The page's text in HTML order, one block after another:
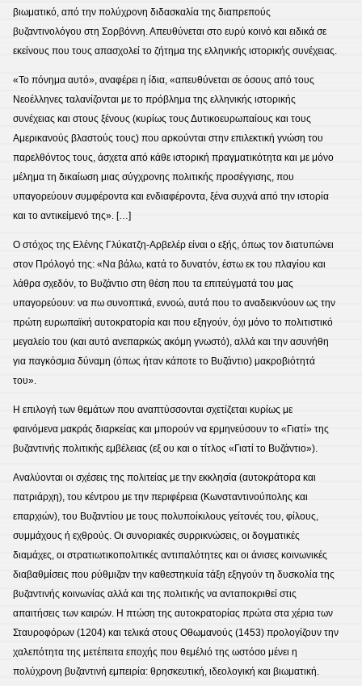
βιωματικό, από την πολύχρονη διδασκαλία της διαπρεπούς
βυζαντινολόγου στη Σορβόννη. Απευθύνεται στο ευρύ κοινό και ειδικά σε
εκείνους που τους απασχολεί το ζήτημα της ελληνικής ιστορικής συνέχειας.
«Το πόνημα αυτό», αναφέρει η ίδια, «απευθύνεται σε όσους από τους
Νεοέλληνες ταλανίζονται με το πρόβλημα της ελληνικής ιστορικής
συνέχειας και στους ξένους (κυρίως τους Δυτικοευρωπαίους και τους
Αμερικανούς βλαστούς τους) που αρκούνται στην επιλεκτική γνώση του
παρελθόντος τους, άσχετα από κάθε ιστορική πραγματικότητα και με μόνο
μέλημα τη δικαίωση μιας σύγχρονης πολιτικής προσέγγισης, που
υπαγορεύουν συμφέροντα και ενδιαφέροντα, ξένα συχνά από την ιστορία
και το αντικείμενό της». […]
Ο στόχος της Ελένης Γλύκατζη-Αρβελέρ είναι ο εξής, όπως τον διατυπώνει
στον Πρόλογό της: «Να βάλω, κατά το δυνατόν, έστω εκ του πλαγίου και
λάθρα σχεδόν, το Βυζάντιο στη θέση που τα επιτεύγματά του μας
υπαγορεύουν: να πω συνοπτικά, εννοώ, αυτά που το αναδεικνύουν ως την
πρώτη ευρωπαϊκή αυτοκρατορία και που εξηγούν, όχι μόνο το πολιτιστικό
μεγαλείο του (και αυτό ανεπαρκώς ακόμη γνωστό), αλλά και την ασυνήθη
για παγκόσμια δύναμη (όπως ήταν κάποτε το Βυζάντιο) μακροβιότητά
του».
Η επιλογή των θεμάτων που αναπτύσσονται σχετίζεται κυρίως με
φαινόμενα μακράς διαρκείας και μπορούν να ερμηνεύσουν το «Γιατί» της
βυζαντινής πολιτικής εμβέλειας (εξ ου και ο τίτλος «Γιατί το Βυζάντιο»).
Αναλύονται οι σχέσεις της πολιτείας με την εκκλησία (αυτοκράτορα και
πατριάρχη), του κέντρου με την περιφέρεια (Κωνσταντινούπολης και
επαρχιών), του Βυζαντίου με τους πολυποίκιλους γείτονές του, φίλους,
συμμάχους ή εχθρούς. Οι συνοριακές συρρικνώσεις, οι δογματικές
διαμάχες, οι στρατιωτικοπολιτικές αντιπαλότητες και οι άνισες κοινωνικές
διαβαθμίσεις που ρύθμιζαν την καθεστηκυία τάξη εξηγούν τη δυσκολία της
βυζαντινής κοινωνίας αλλά και της πολιτικής να ανταποκριθεί στις
απαιτήσεις των καιρών. Η πτώση της αυτοκρατορίας πρώτα στα χέρια των
Σταυροφόρων (1204) και τελικά στους Οθωμανούς (1453) προλογίζουν την
χαλεπότητα της μετέπειτα εποχής που θεμέλιό της ωστόσο μένει η
πολύχρονη βυζαντινή εμπειρία: θρησκευτική, ιδεολογική και βιωματική.